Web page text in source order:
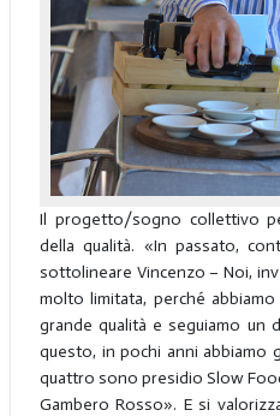
Il progetto/sogno collettivo
della qualità. «In passato,
sottolineare Vincenzo – Noi,
molto limitata, perché
grande qualità e seguiamo un
questo, in pochi anni abbiamo
quattro sono presidio Slow
Gambero Rosso». E si